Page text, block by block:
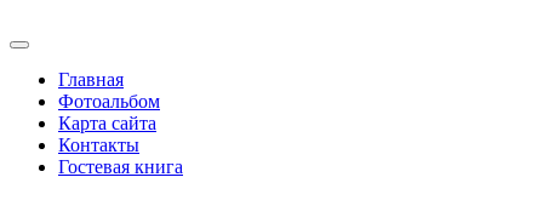
Главная
Фотоальбом
Карта сайта
Контакты
Гостевая книга